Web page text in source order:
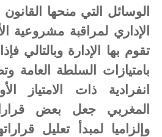
الوسائل التي منحها
الإداري لمراقبة مشروعية
تقوم بها الإدارة وبالتالي
بامتيازات السلطة العامة
انفرادية ذات الامتياز
المغربي جعل بعض
وإلزاميا لمبدأ تعليل